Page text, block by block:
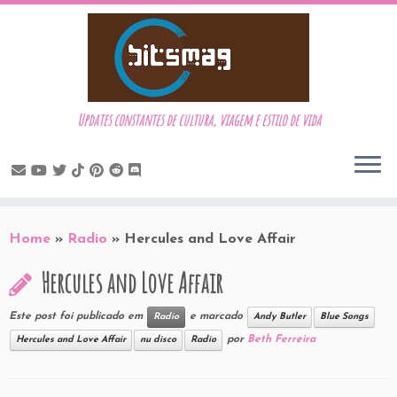
to
Updates constantes de cultura, viagem e estilo de vida
Home » Radio » Hercules and Love Affair
Hercules and Love Affair
Este post foi publicado em Radio e marcado Andy Butler Blue Songs
Hercules and Love Affair nu disco Radio por Beth Ferreira